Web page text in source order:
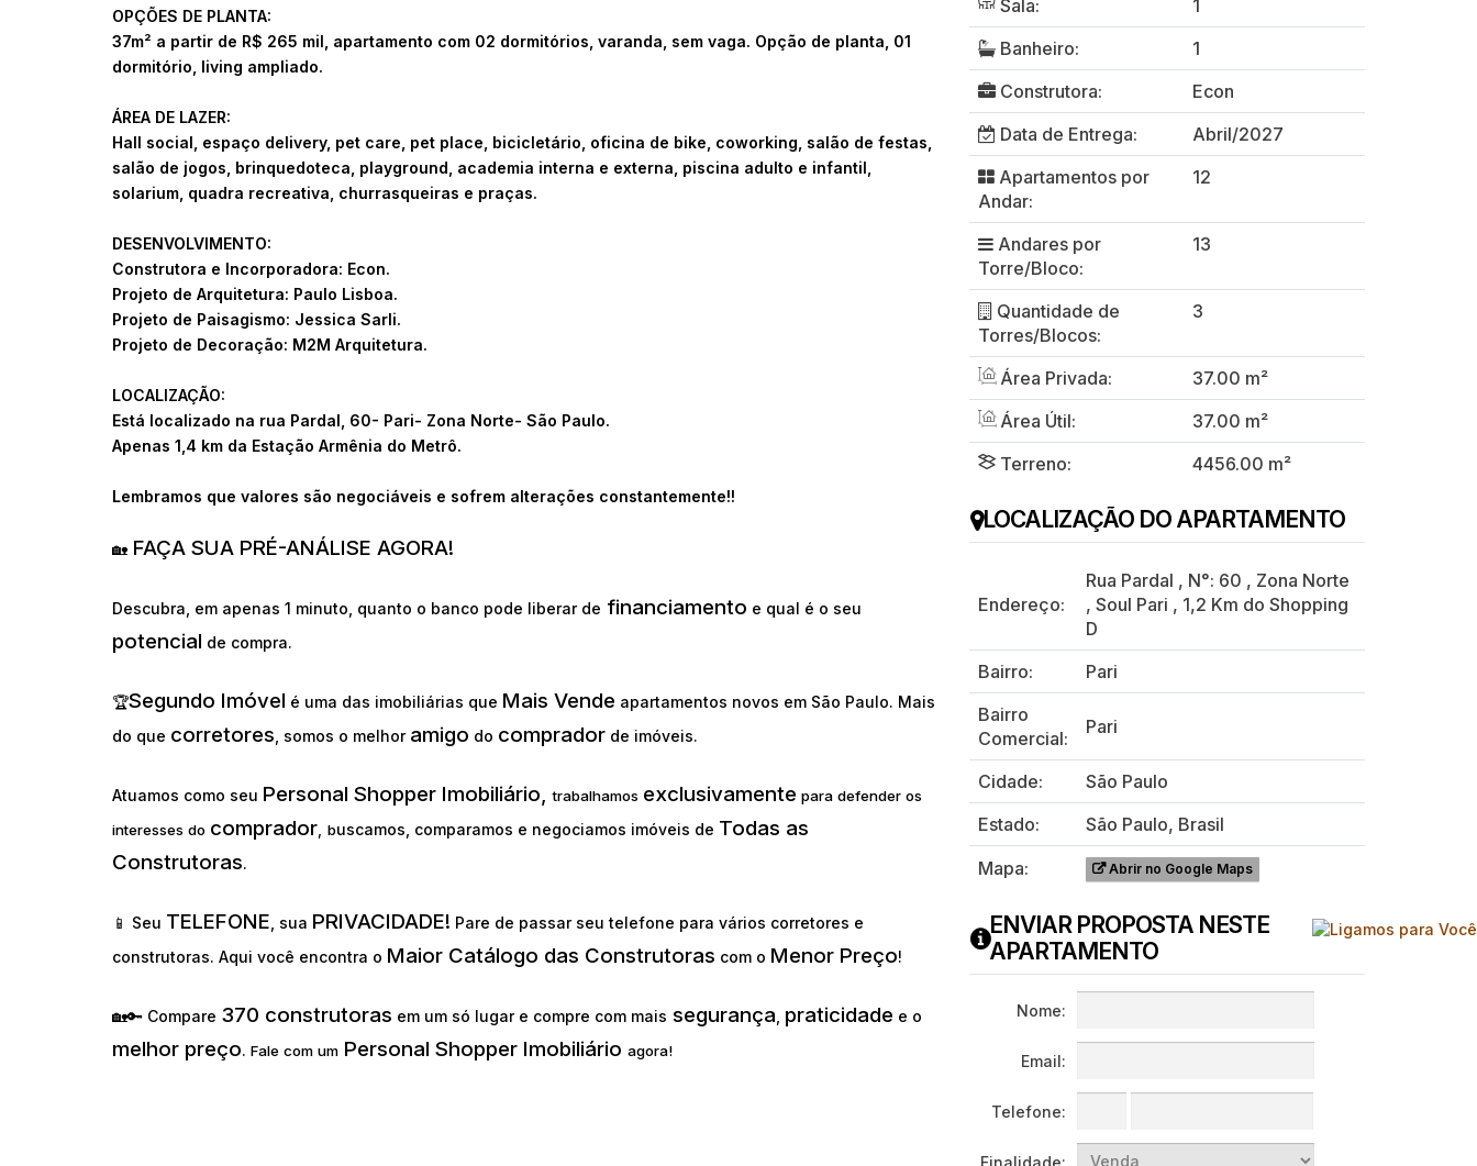
OPÇÕES DE PLANTA:
37m² a partir de R$ 265 mil, apartamento com 02 dormitórios, varanda, sem vaga. Opção de planta, 01
dormitório, living ampliado.
ÁREA DE LAZER:
Hall social, espaço delivery, pet care, pet place, bicicletário, oficina de bike, coworking, salão de festas,
salão de jogos, brinquedoteca, playground, academia interna e externa, piscina adulto e infantil,
solarium, quadra recreativa, churrasqueiras e praças.
DESENVOLVIMENTO:
Construtora e Incorporadora: Econ.
Projeto de Arquitetura: Paulo Lisboa.
Projeto de Paisagismo: Jessica Sarli.
Projeto de Decoração: M2M Arquitetura.
LOCALIZAÇÃO:
Está localizado na rua Pardal, 60- Pari- Zona Norte- São Paulo.
Apenas 1,4 km da Estação Armênia do Metrô.
Lembramos que valores são negociáveis e sofrem alterações constantemente!!
🏡 FAÇA SUA PRÉ-ANÁLISE AGORA!
Descubra, em apenas 1 minuto, quanto o banco pode liberar de financiamento e qual é o seu
potencial de compra.
🏆Segundo Imóvel é uma das imobiliárias que Mais Vende apartamentos novos em São Paulo. Mais
do que corretores , somos o melhor amigo do comprador de imóveis.
Atuamos como seu Personal Shopper Imobiliário,trabalhamos exclusivamente para defender os
interesses do comprador buscamos, comparamos e negociamos imóveis de Todas as
Construtoras.
📱 Seu TELEFONE , sua PRIVACIDADE! Pare de passar seu telefone para vários corretores e
construtoras. Aqui você encontra o Maior Catálogo das Construtoras com o Menor Preço!
🏡🔑 Compare 370 construtoras em um só lugar e compre com mais segurança praticidade e o
melhor preço. Fale com um Personal Shopper Imobiliário agora!
Sala:
1
Banheiro:
1
Construtora:
Econ
Data de Entrega:
Abril/2027
Apartamentos por
Andar:
12
Andares por
Torre/Bloco:
13
Quantidade de
Torres/Blocos:
3
Área Privada:
37.00 m²
Área Útil:
37.00 m²
Terreno:
4456.00 m²
LOCALIZAÇÃO DO APARTAMENTO
Endereço:
Rua Pardal , N°: 60 , Zona Norte
, Soul Pari , 1,2 Km do Shopping
D
Bairro:
Pari
Bairro
Comercial:
Pari
Cidade:
São Paulo
Estado:
São Paulo, Brasil
Mapa:
Abrir no Google Maps
ENVIAR PROPOSTA NESTE
APARTAMENTO
Nome:
Email:
Telefone:
Finalidade: